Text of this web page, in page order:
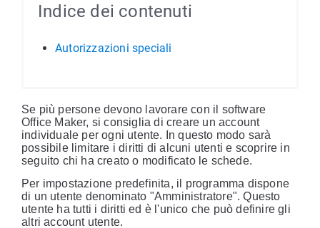
Indice dei contenuti
Autorizzazioni speciali
Se più persone devono lavorare con il software
Office Maker, si consiglia di creare un account
individuale per ogni utente. In questo modo sarà
possibile limitare i diritti di alcuni utenti e scoprire in
seguito chi ha creato o modificato le schede.
Per impostazione predefinita, il programma dispone
di un utente denominato "Amministratore". Questo
utente ha tutti i diritti ed è l'unico che può definire gli
altri account utente.